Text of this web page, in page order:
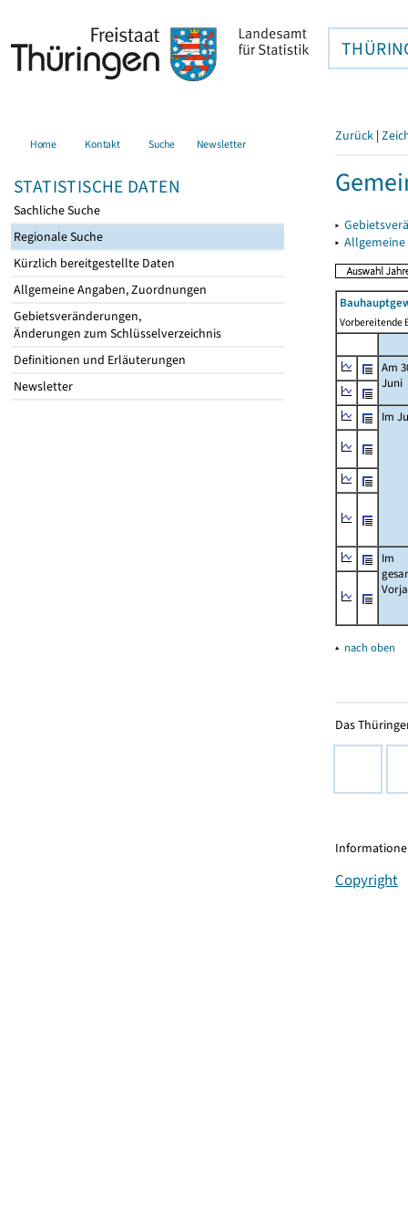
Home Kontakt Suche Newsletter
STATISTISCHE DATEN
Sachliche Suche
Regionale Suche
Kürzlich bereitgestellte Daten
Allgemeine Angaben, Zuordnungen
Gebietsveränderungen,
Änderungen zum Schlüsselverzeichnis
Definitionen und Erläuterungen
Newsletter
Zurück |
▸
▸
Vorbereitende
Am
Juni
Im
Im
▴ nach oben
Das
Copyright